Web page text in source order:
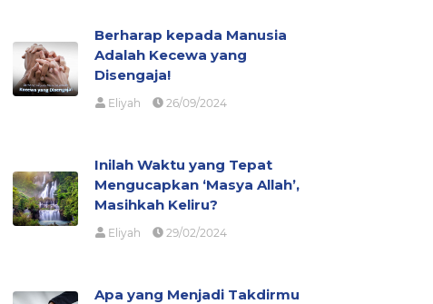
Berharap kepada Manusia
Adalah Kecewa yang
Disengaja!
Eliyah 26/09/2024
Inilah Waktu yang Tepat
Mengucapkan ‘Masya Allah’,
Masihkah Keliru?
Eliyah 29/02/2024
Apa yang Menjadi Takdirmu